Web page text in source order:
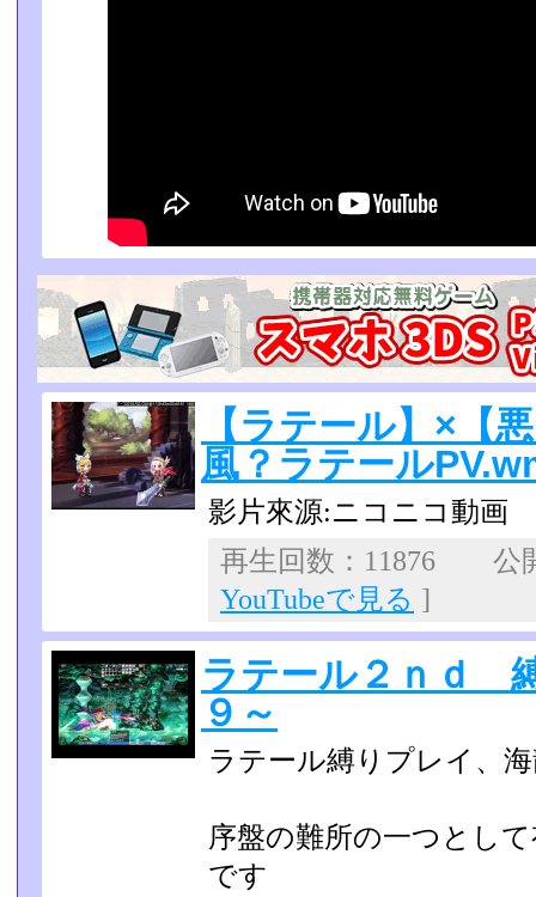
【ラテール】×【
風？ラテール
影片來源:ニコニコ動画
再生回数：11876 公
YouTubeで見る ]
ラテール２ｎｄ
９～
ラテール縛りプレイ、
序盤の難所の一つとし
です